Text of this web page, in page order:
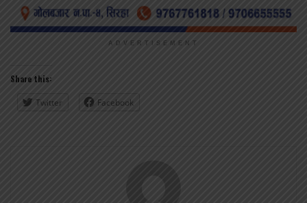
ADVERTISEMENT
Share this:
Twitter Facebook